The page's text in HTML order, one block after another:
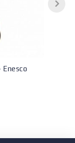
Enesco